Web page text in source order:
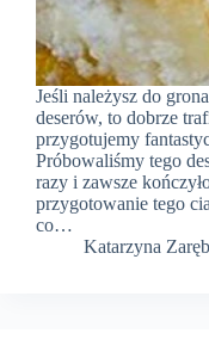
Jeśli należysz do
deserów, to dobrze
przygotujemy
Próbowaliśmy tego
razy i zawsze
przygotowanie tego
co…
Katarzyna